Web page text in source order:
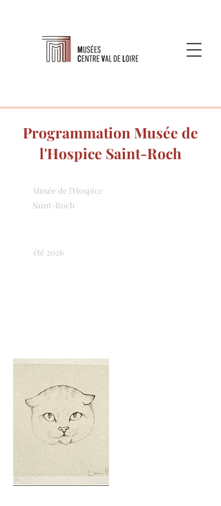
Programmation Musée de
l'Hospice Saint-Roch
Musée de l'Hospice
Saint-Roch
été 2026